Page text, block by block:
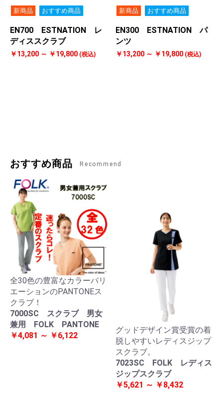
新商品 おすすめ商品
EN700 ESTNATION レ
ディススクラブ
￥13,200 ～ ￥19,800 (税込)
新商品 おすすめ商品
EN300 ESTNATION パ
ンツ
￥13,200 ～ ￥19,800 (税込)
おすすめ商品 Recommend
全30色の豊富なカラーバリ
エーションのPANTONEス
クラブ！
7000SC スクラブ 男女
兼用 FOLK PANTONE
￥4,081 ～ ￥6,122
グッドデザイン賞受賞の着
脱しやすいレディスジップ
スクラブ。
7023SC FOLK レディス
ジップスクラブ
￥5,621 ～ ￥8,432